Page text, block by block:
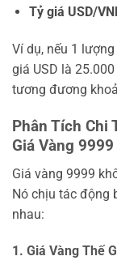
Tỷ giá USD/
Ví dụ, nếu 1
giá USD là
tương đương
Phân Tích Chi
Giá Vàng 9999
Giá vàng 9999
Nó chịu tác động
nhau:
1. Giá Vàng Thế